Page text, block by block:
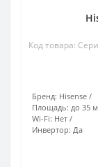
Код товара:
Бренд: Hisense
Площадь: до 35
Wi-Fi: Нет
Инвертор: Да